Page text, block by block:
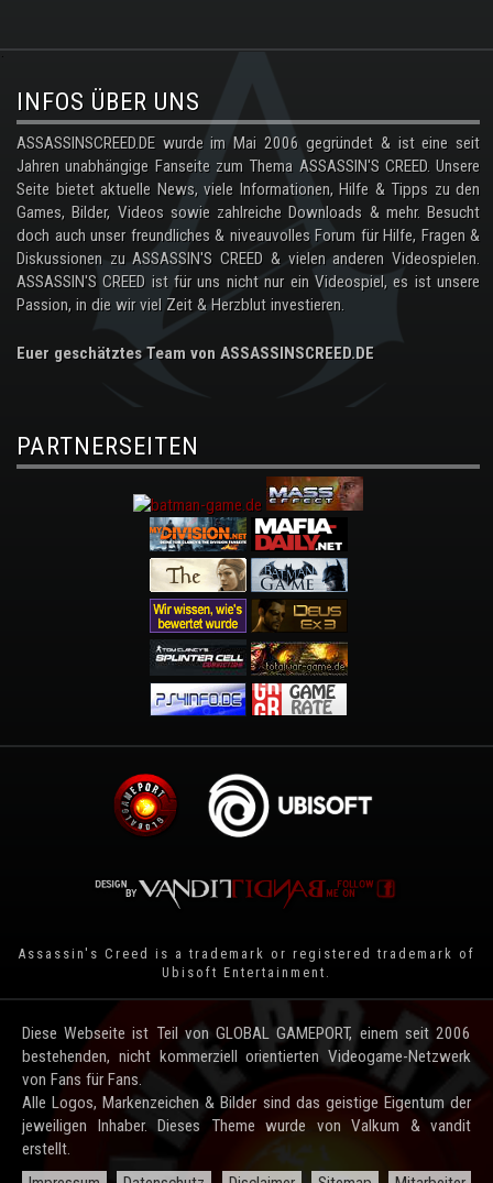
.
INFOS ÜBER UNS
ASSASSINSCREED.DE wurde im Mai 2006 gegründet & ist eine seit
Jahren unabhängige Fanseite zum Thema ASSASSIN'S CREED. Unsere
Seite bietet aktuelle News, viele Informationen, Hilfe & Tipps zu den
Games, Bilder, Videos sowie zahlreiche Downloads & mehr. Besucht
doch auch unser freundliches & niveauvolles Forum für Hilfe, Fragen &
Diskussionen zu ASSASSIN'S CREED & vielen anderen Videospielen.
ASSASSIN'S CREED ist für uns nicht nur ein Videospiel, es ist unsere
Passion, in die wir viel Zeit & Herzblut investieren.
Euer geschätztes Team von ASSASSINSCREED.DE
PARTNERSEITEN
Assassin's Creed is a trademark or registered trademark of
Ubisoft Entertainment .
Diese Webseite ist Teil von GLOBAL GAMEPORT, einem seit 2006
bestehenden, nicht kommerziell orientierten Videogame-Netzwerk
von Fans für Fans.
Alle Logos, Markenzeichen & Bilder sind das geistige Eigentum der
jeweiligen Inhaber. Dieses Theme wurde von Valkum & vandit
erstellt.